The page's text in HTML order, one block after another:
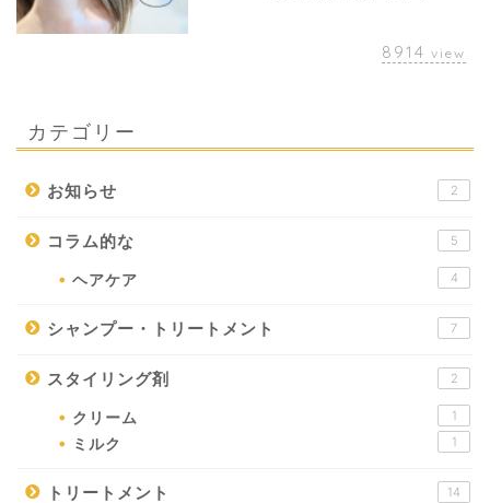
8914 view
カテゴリー
お知らせ 2
コラム的な 5
ヘアケア 4
シャンプー・トリートメント 7
スタイリング剤 2
クリーム 1
ミルク 1
トリートメント 14